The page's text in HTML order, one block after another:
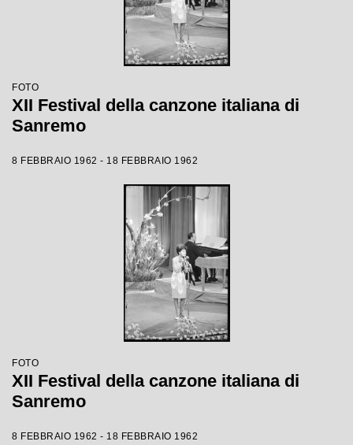
FOTO
XII Festival della canzone italiana di
Sanremo
8 FEBBRAIO 1962 - 18 FEBBRAIO 1962
FOTO
XII Festival della canzone italiana di
Sanremo
8 FEBBRAIO 1962 - 18 FEBBRAIO 1962